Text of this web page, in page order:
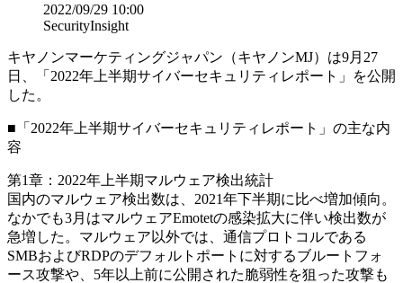
2022/09/29 10:00
SecurityInsight
キヤノンマーケティングジャパン（キヤノンMJ）は9月27
日、「2022年上半期サイバーセキュリティレポート」を公開
した。
■「2022年上半期サイバーセキュリティレポート」の主な内
容
第1章：2022年上半期マルウェア検出統計
国内のマルウェア検出数は、2021年下半期に比べ増加傾向。
なかでも3月はマルウェアEmotetの感染拡大に伴い検出数が
急増した。マルウェア以外では、通信プロトコルである
SMBおよびRDPのデフォルトポートに対するブルートフォ
ース攻撃や、5年以上前に公開された脆弱性を狙った攻撃も